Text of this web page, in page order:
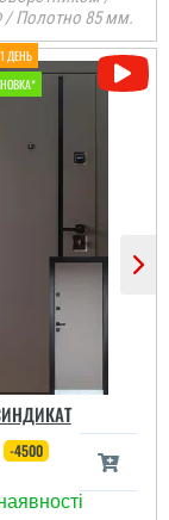
Полотно 85 мм.
-4500